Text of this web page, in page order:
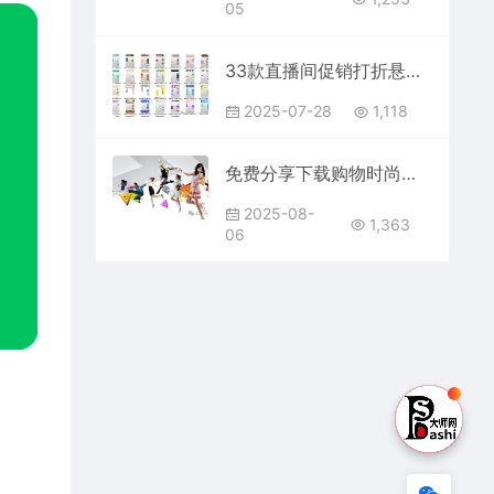
05
33款直播间促销打折悬浮标签PSD模板素材免费分享下载抖音快手短视频电商平台产品贴片平面设计源文件带货背景资源库包前景制作图片
2025-07-28 1,118
免费分享下载购物时尚达人海报宣传设计PSD人物素材模板贴图后期公司企业朋友圈广告运动免抠图PS大师网可免费商用图片高清合集源文件
2025-08-
06
1,363